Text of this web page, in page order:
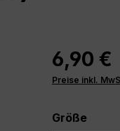
6,90 €
Preise inkl.
Größe